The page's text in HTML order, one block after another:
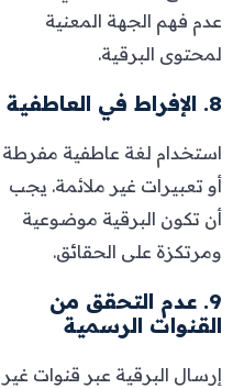
عدم فهم الجهة المعنية
لمحتوى البرقية.
8. الإفراط في العاطفية
استخدام لغة عاطفية مفرطة
أو تعبيرات غير ملائمة. يجب
أن تكون البرقية موضوعية
ومرتكزة على الحقائق.
9. عدم التحقق من
القنوات الرسمية
إرسال البرقية عبر قنوات غير